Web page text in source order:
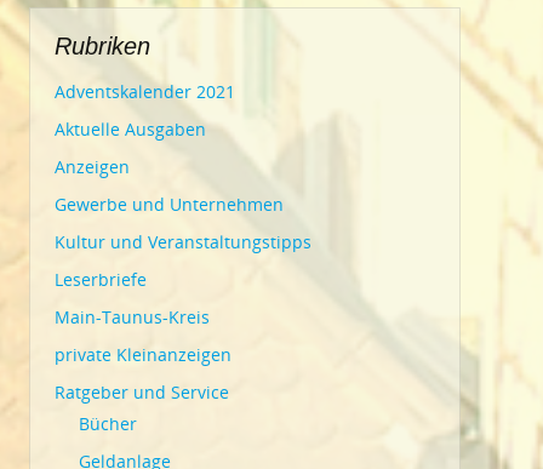
Rubriken
Adventskalender 2021
Aktuelle Ausgaben
Anzeigen
Gewerbe und Unternehmen
Kultur und Veranstaltungstipps
Leserbriefe
Main-Taunus-Kreis
private Kleinanzeigen
Ratgeber und Service
Bücher
Geldanlage